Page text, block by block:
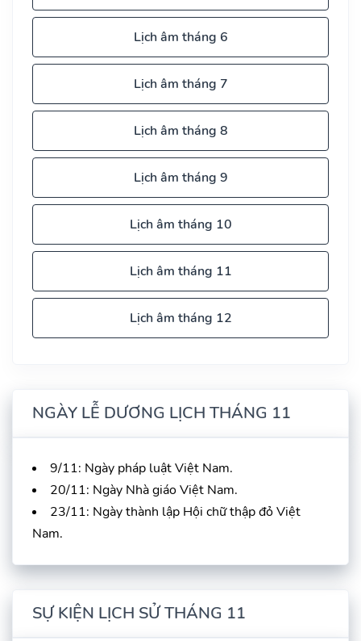
Lịch âm tháng 6
Lịch âm tháng 7
Lịch âm tháng 8
Lịch âm tháng 9
Lịch âm tháng 10
Lịch âm tháng 11
Lịch âm tháng 12
NGÀY LỄ DƯƠNG LỊCH THÁNG 11
9/11: Ngày pháp luật Việt Nam.
20/11: Ngày Nhà giáo Việt Nam.
23/11: Ngày thành lập Hội chữ thập đỏ Việt
Nam.
SỰ KIỆN LỊCH SỬ THÁNG 11